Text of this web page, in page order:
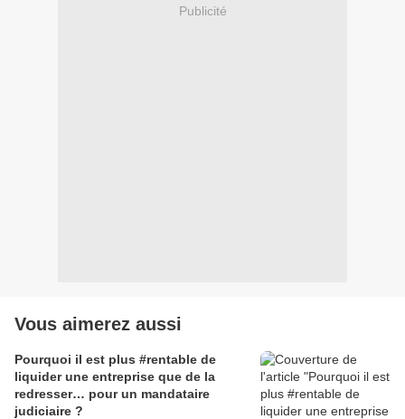
Publicité
Vous aimerez aussi
Pourquoi il est plus #rentable de
liquider une entreprise que de la
redresser… pour un mandataire
judiciaire ?